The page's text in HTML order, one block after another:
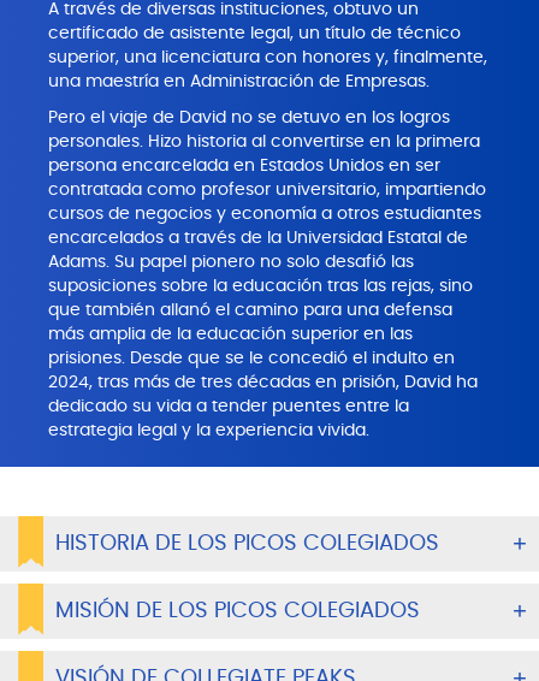
A través de diversas instituciones, obtuvo un
certificado de asistente legal, un título de técnico
superior, una licenciatura con honores y, finalmente,
una maestría en Administración de Empresas.
Pero el viaje de David no se detuvo en los logros
personales. Hizo historia al convertirse en la primera
persona encarcelada en Estados Unidos en ser
contratada como profesor universitario, impartiendo
cursos de negocios y economía a otros estudiantes
encarcelados a través de la Universidad Estatal de
Adams. Su papel pionero no solo desafió las
suposiciones sobre la educación tras las rejas, sino
que también allanó el camino para una defensa
más amplia de la educación superior en las
prisiones. Desde que se le concedió el indulto en
2024, tras más de tres décadas en prisión, David ha
dedicado su vida a tender puentes entre la
estrategia legal y la experiencia vivida.
HISTORIA DE LOS PICOS COLEGIADOS
MISIÓN DE LOS PICOS COLEGIADOS